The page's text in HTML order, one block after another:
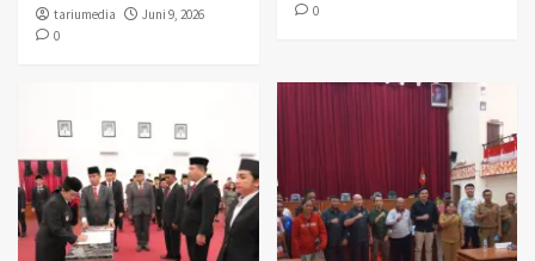
tariumedia
Juni 9, 2026
0
0